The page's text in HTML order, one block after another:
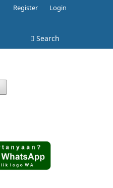
Search
Register Login